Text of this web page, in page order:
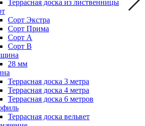
Террасная доска из лиственницы
Сорт Экстра
Сорт Прима
Сорт А
Сорт В
28 мм
Террасная доска 3 метра
Террасная доска 4 метра
Террасная доска 6 метров
Террасная доска вельвет